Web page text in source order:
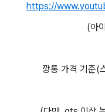
https://
(아
깡통 가격 기준(